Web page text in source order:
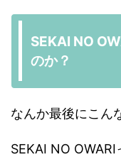
SEKAI NO
のか？
なんか最後にこん
SEKAI NO